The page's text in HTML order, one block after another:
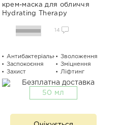
крем-маска для обличчя
Hydrating Therapy
14
Антибактеріальний
Заспокоєння
Захист
Зволоження
Зміцнення
Ліфтинг
50 мл